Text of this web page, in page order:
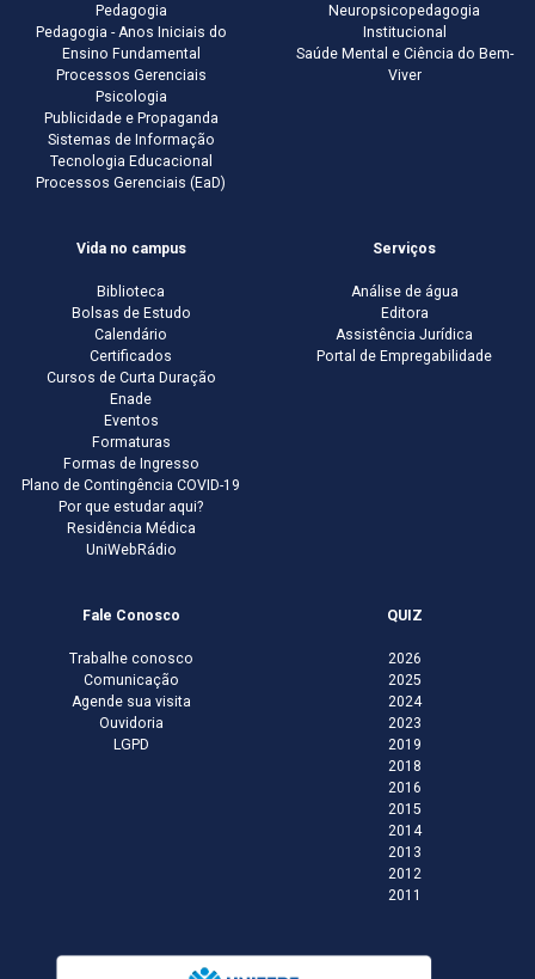
Pedagogia
Pedagogia - Anos Iniciais do
Ensino Fundamental
Processos Gerenciais
Psicologia
Publicidade e Propaganda
Sistemas de Informação
Tecnologia Educacional
Processos Gerenciais (EaD)
Neuropsicopedagogia
Institucional
Saúde Mental e Ciência do Bem-
Viver
Vida no campus
Biblioteca
Bolsas de Estudo
Calendário
Certificados
Cursos de Curta Duração
Enade
Eventos
Formaturas
Formas de Ingresso
Plano de Contingência COVID-19
Por que estudar aqui?
Residência Médica
UniWebRádio
Serviços
Análise de água
Editora
Assistência Jurídica
Portal de Empregabilidade
Fale Conosco
Trabalhe conosco
Comunicação
Agende sua visita
Ouvidoria
LGPD
QUIZ
2026
2025
2024
2023
2019
2018
2016
2015
2014
2013
2012
2011